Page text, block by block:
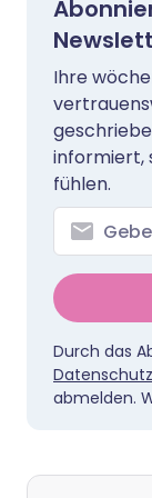
Ihre
informiert,
fühlen.
Durch das
abmelden.